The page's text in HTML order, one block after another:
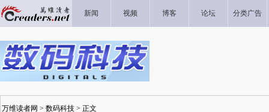
新闻 视频 博客 论坛 分类广告
万维读者网 > 数码科技 > 正文